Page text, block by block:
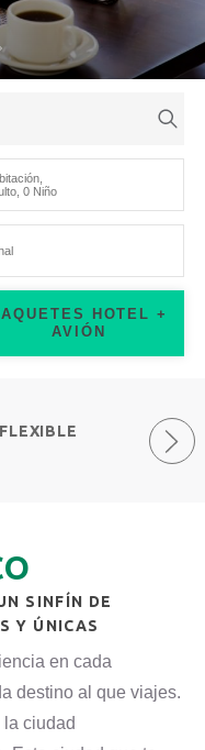
0 Niño
HOTEL +
AVIÓN
SINFÍN DE
Y ÚNICAS
en cada
destino al que viajes.
ciudad